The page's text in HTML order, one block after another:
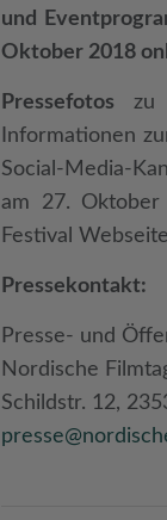
und
Oktober 2018
Pressefotos zu
Informationen
Social-Media-
am 27.
Festival
Pressekontakt:
Presse- und
Nordische
Schildstr. 12,